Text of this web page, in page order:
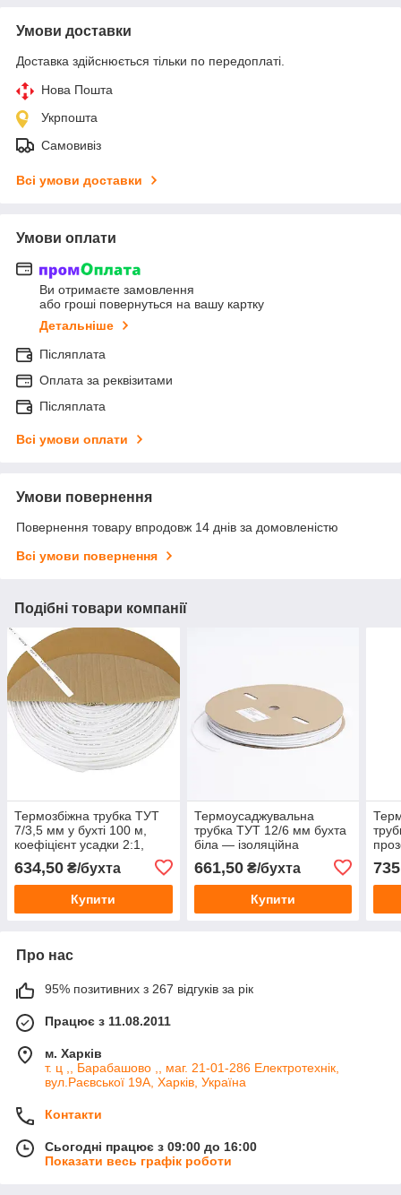
Умови доставки
Доставка здійснюється тільки по передоплаті.
Нова Пошта
Укрпошта
Самовивіз
Всі умови доставки
Умови оплати
Ви отримаєте замовлення
або гроші повернуться на вашу картку
Детальніше
Післяплата
Оплата за реквізитами
Післяплата
Всі умови оплати
Умови повернення
Повернення товару впродовж 14 днів за домовленістю
Всі умови повернення
Подібні товари компанії
Термозбіжна трубка ТУТ
7/3,5 мм у бухті 100 м,
коефіцієнт усадки 2:1,
для проводів та кабелів
634,50 ₴/бухта
Купити
Термоусаджувальна
трубка ТУТ 12/6 мм бухта
біла — ізоляційна
термоусадка для проводів
та кабелю
661,50₴/бухта
Купити
для
Про нас
95% позитивних з 267 відгуків за рік
Працює з 11.08.2011
м. Харків
т. ц ,, Барабашово ,, маг. 21-01-286 Електротехнік,
вул.Раєвської 19А, Харків, Україна
Контакти
Сьогодні працює з 09:00 до 16:00
Показати весь графік роботи